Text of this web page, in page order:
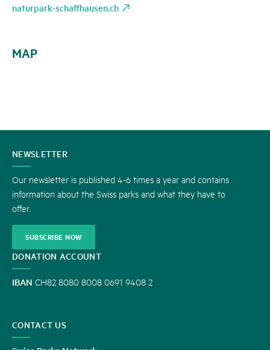
naturpark-schaffhausen.ch
MAP
CONTACT
US
NEWSLETTER
Our newsletter is published 4-6 times a year and contains
information about the Swiss parks and what they have to
offer.
SUBSCRIBE NOW
DONATION ACCOUNT
IBAN CH82 8080 8008 0691 9408 2
CONTACT US